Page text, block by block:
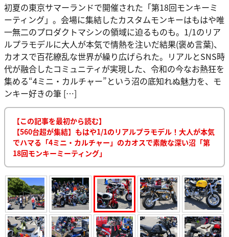
初夏の東京サマーランドで開催された「第18回モンキーミ
ーティング」。会場に集結したカスタムモンキーはもはや唯
一無二のプロダクトマシンの領域に迫るものも。1/1のリア
ルプラモデルに大人が本気で情熱を注いだ結果(褒め言葉)、
カオスで百花繚乱な世界が繰り広げられた。リアルとSNS時
代が融合したコミュニティが実現した、令和の今なお熱狂を
集める“4ミニ・カルチャー”という沼の底知れぬ魅力を、モ
ンキー好きの筆 […]
【この記事を最初から読む】
【560台超が集結】もはや1/1のリアルプラモデル！大人が本気
でハマる「4ミニ・カルチャー」のカオスで素敵な深い沼「第
18回モンキーミーティング」